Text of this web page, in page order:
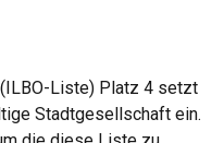
Liste) Platz 4 setzt
Stadtgesellschaft ein.